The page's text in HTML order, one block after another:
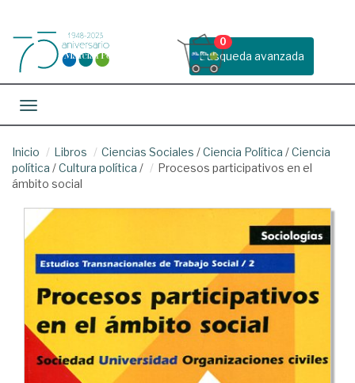
Busqueda avanzada
0
Toggle navigation
Inicio Libros Ciencias Sociales /Ciencia Política /Ciencia
política /Cultura política /
Procesos participativos en el
ámbito social